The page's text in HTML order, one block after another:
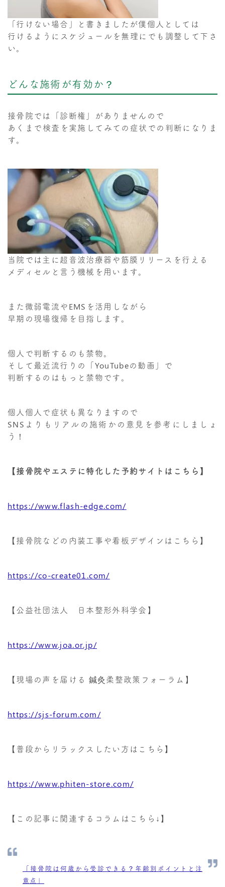
「行けない場合」と書きましたが僕個人としては
行けるようにスケジュールを無理にでも調整して下さ
い。
どんな施術が有効か？
接骨院では「診断権」がありませんので
あくまで検査を実施してみての症状での判断になりま
す。
当院では主に超音波治療器や筋膜リリースを行える
メディセルと言う機械を用います。
また微弱電流やEMSを活用しながら
早期の現場復帰を目指します。
個人で判断するのも禁物。
そして最近流行りの「YouTubeの動画」で
判断するのはもっと禁物です。
個人個人で症状も異なりますので
SNSよりもリアルの施術かの意見を参考にしましょ
う！
【接骨院やエステに特化した予約サイトはこちら】
https://www.flash-edge.com/
【接骨院などの内装工事や看板デザインはこちら】
https://co-create01.com/
【公益社団法人 日本整形外科学会】
https://www.joa.or.jp/
【現場の声を届ける 鍼灸柔整政策フォーラム】
https://sjs-forum.com/
【普段からリラックスしたい方はこちら】
https://www.phiten-store.com/
【この記事に関連するコラムはこちら↓】
「接骨院は何歳から受診できる？年齢別ポイントと注
意点」